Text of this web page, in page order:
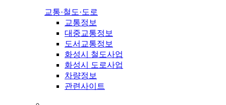
교통·철도·도로
교통정보
대중교통정보
도서교통정보
화성시 철도사업
화성시 도로사업
차량정보
관련사이트